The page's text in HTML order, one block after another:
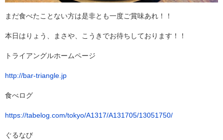
まだ食べたことない方は是非とも一度ご賞味あれ！！
本日はりょう、まさや、こうきでお待ちしております！！
トライアングルホームページ
http://bar-triangle.jp
食べログ
https://tabelog.com/tokyo/A1317/A131705/13051750/
ぐるなび